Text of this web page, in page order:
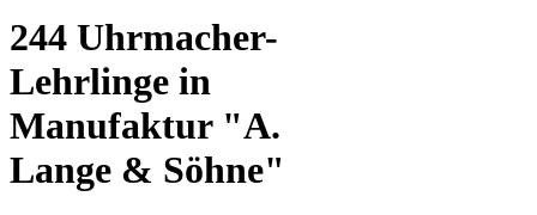
244 Uhrmacher-
Lehrlinge in
Manufaktur "A.
Lange & Söhne"